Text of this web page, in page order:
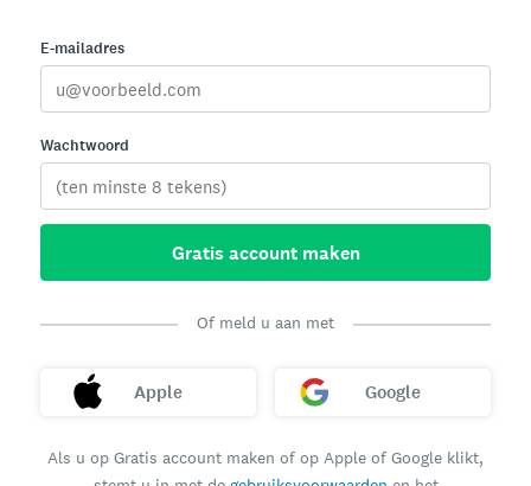
E-mailadres
Wachtwoord
Gratis account maken
Of meld u aan met
Apple Google
Als u op Gratis account maken of op Apple of Google klikt,